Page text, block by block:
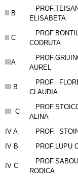
II B
ELISABETA
II C
CODRUTA
IIIA
AUREL
III B
PROF.
CLAUDIA
III C
ALINA
IV A PROF.
IV B
PROF.LUPU
IV C
PROF.SABOU
RODICA